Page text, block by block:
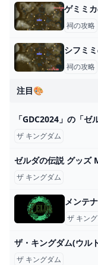
ゲミミ
祠の攻略
シフミ
祠の攻略
注目🎨
ザ キングダム
ザ キングダム
ザ キン
ザ キングダム